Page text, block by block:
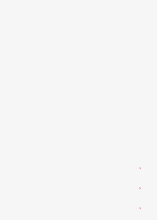
›
›
›